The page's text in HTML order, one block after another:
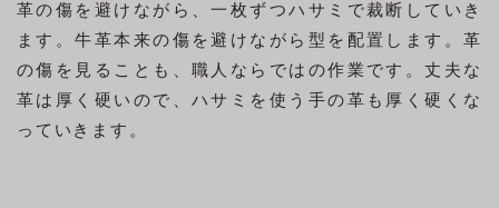
革の傷を避けながら、一枚ずつハサミで裁断していき
ます。牛革本来の傷を避けながら型を配置します。革
の傷を見ることも、職人ならではの作業です。丈夫な
革は厚く硬いので、ハサミを使う手の革も厚く硬くな
っていきます。